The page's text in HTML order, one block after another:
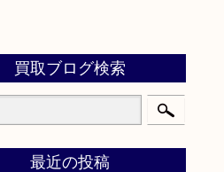
買取ブログ検索
最近の投稿